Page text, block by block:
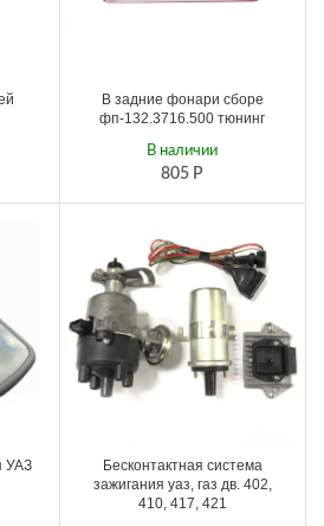
В задние фонари сборе
фп-132.3716.500 тюнинг
805 Р
В наличии
УАЗ
Бесконтактная система
зажигания уаз, газ дв. 402,
410, 417, 421